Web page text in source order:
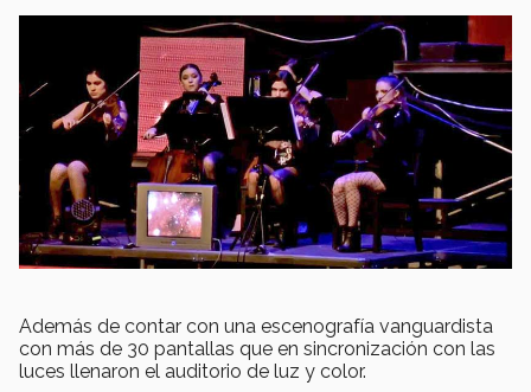
Además de contar con una escenografía vanguardista
con más de 30 pantallas que en sincronización con las
luces llenaron el auditorio de luz y color.